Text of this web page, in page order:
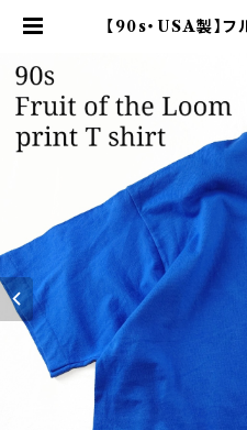
【90s・USA製】
| オンライン